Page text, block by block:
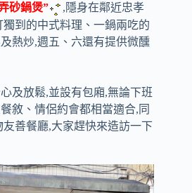
砂鍋煲”
,隱身在鄰近忠孝
到的中式料理、一鍋兩吃的
熱炒,週五、六還有提供微醺
及放鬆,並設有包廂,無論下班
敘、情侶約會都相當適合,同
善餐廳,大家趕快來造訪一下